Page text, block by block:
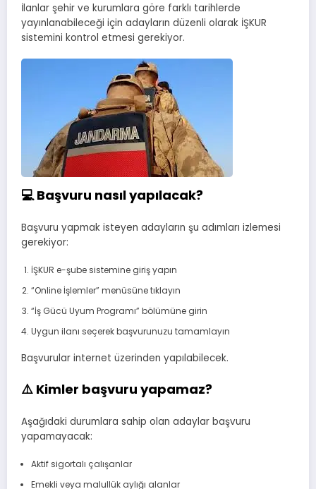
İlanlar şehir ve kurumlara göre farklı tarihlerde
yayınlanabileceği için adayların düzenli olarak İŞKUR
sistemini kontrol etmesi gerekiyor.
💻 Başvuru nasıl yapılacak?
Başvuru yapmak isteyen adayların şu adımları izlemesi
gerekiyor:
İŞKUR e-şube sistemine giriş yapın
“Online İşlemler” menüsüne tıklayın
“İş Gücü Uyum Programı” bölümüne girin
Uygun ilanı seçerek başvurunuzu tamamlayın
Başvurular internet üzerinden yapılabilecek.
⚠️ Kimler başvuru yapamaz?
Aşağıdaki durumlara sahip olan adaylar başvuru
yapamayacak:
Aktif sigortalı çalışanlar
Emekli veya malullük aylığı alanlar